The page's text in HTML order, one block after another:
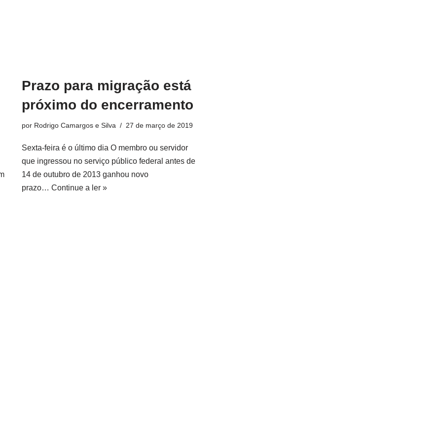
Prazo para migração está
próximo do encerramento
por Rodrigo Camargos e Silva 27 de março de 2019
Sexta-feira é o último dia O membro ou servidor
que ingressou no serviço público federal antes de
14 de outubro de 2013 ganhou novo
prazo… Continue a ler »